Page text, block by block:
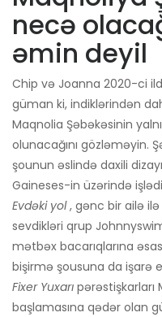
necə
əmin deyil
Chip və Joanna 2020-ci
güman ki, indiklərindən
Maqnolia Şəbəkəsinin
olunacağını gözləməyin.
şounun əslində daxili
Gaineses-in üzərində
Evdəki yol, gənc bir ailə
sevdikləri qrup
mətbəx bacarıqlarına
bişirmə şousuna da işarə
Fixer Yuxarı pərəstişkarları
başlamasına qədər olan